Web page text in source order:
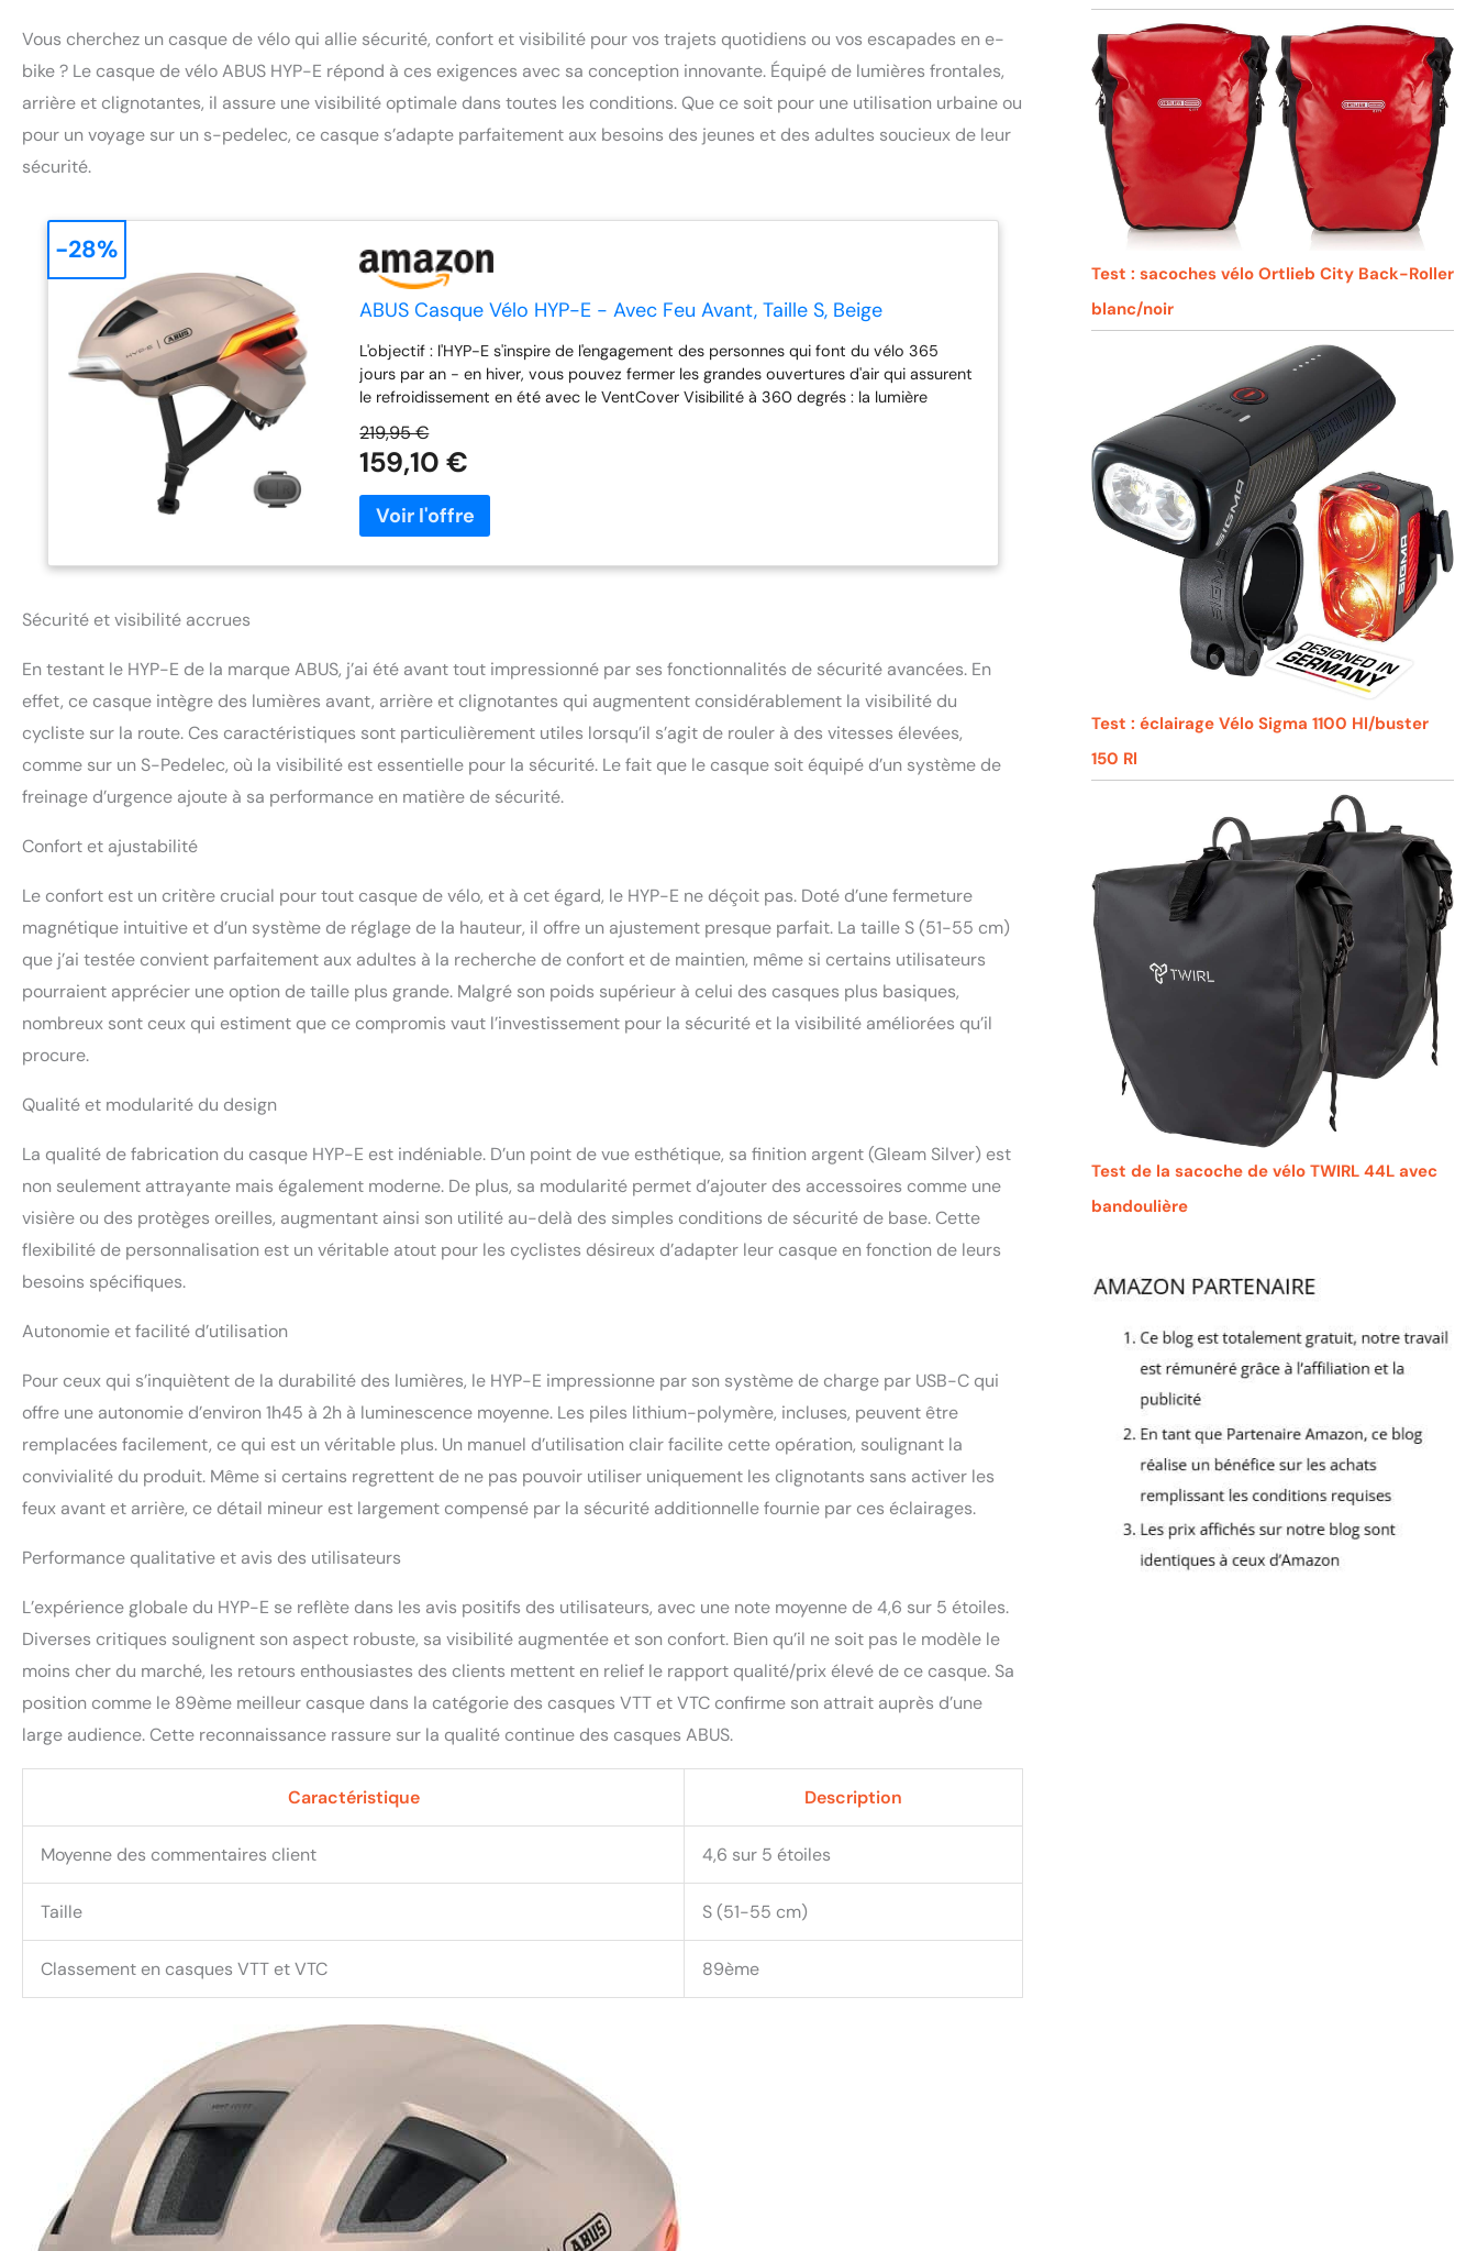
Vous cherchez un casque de vélo qui allie sécurité, confort et visibilité pour vos trajets quotidiens ou vos escapades en e-
bike ? Le casque de vélo ABUS HYP-E répond à ces exigences avec sa conception innovante. Équipé de lumières frontales,
arrière et clignotantes, il assure une visibilité optimale dans toutes les conditions. Que ce soit pour une utilisation urbaine ou
pour un voyage sur un s-pedelec, ce casque s’adapte parfaitement aux besoins des jeunes et des adultes soucieux de leur
sécurité.
ABUS Casque Vélo HYP-E - Avec Feu Avant, Taille S, Beige
L'objectif : l'HYP-E s'inspire de l'engagement des personnes qui font du vélo 365
jours par an - en hiver, vous pouvez fermer les grandes ouvertures d'air qui assurent
le refroidissement en été avec le VentCover Visibilité à 360 degrés : la lumière
l'obscurité - les feux avant et arrière ont 5 modes d'éclairage (stable, puissance, flux,
pulsation et clignotant) Télécommande sans fil : vous aktiThe flashIng lumière avec la
quand vous clignez des yeux Convient également aux S-Pedelecs : le casque répond
à la norme NTA 8776 avec la protection profonde de la tempe et du cou avec
219,95 €
159,10 €
-28%
Sécurité et visibilité accrues
En testant le HYP-E de la marque ABUS, j’ai été avant tout impressionné par ses fonctionnalités de sécurité avancées. En
effet, ce casque intègre des lumières avant, arrière et clignotantes qui augmentent considérablement la visibilité du
cycliste sur la route. Ces caractéristiques sont particulièrement utiles lorsqu’il s’agit de rouler à des vitesses élevées,
comme sur un S-Pedelec, où la visibilité est essentielle pour la sécurité. Le fait que le casque soit équipé d’un système de
freinage d’urgence ajoute à sa performance en matière de sécurité.
Confort et ajustabilité
Le confort est un critère crucial pour tout casque de vélo, et à cet égard, le HYP-E ne déçoit pas. Doté d’une fermeture
magnétique intuitive et d’un système de réglage de la hauteur, il offre un ajustement presque parfait. La taille S (51-55 cm)
que j’ai testée convient parfaitement aux adultes à la recherche de confort et de maintien, même si certains utilisateurs
pourraient apprécier une option de taille plus grande. Malgré son poids supérieur à celui des casques plus basiques,
nombreux sont ceux qui estiment que ce compromis vaut l’investissement pour la sécurité et la visibilité améliorées qu’il
procure.
Qualité et modularité du design
La qualité de fabrication du casque HYP-E est indéniable. D’un point de vue esthétique, sa finition argent (Gleam Silver) est
non seulement attrayante mais également moderne. De plus, sa modularité permet d’ajouter des accessoires comme une
visière ou des protèges oreilles, augmentant ainsi son utilité au-delà des simples conditions de sécurité de base. Cette
flexibilité de personnalisation est un véritable atout pour les cyclistes désireux d’adapter leur casque en fonction de leurs
besoins spécifiques.
Autonomie et facilité d’utilisation
Pour ceux qui s’inquiètent de la durabilité des lumières, le HYP-E impressionne par son système de charge par USB-C qui
offre une autonomie d’environ 1h45 à 2h à luminescence moyenne. Les piles lithium-polymère, incluses, peuvent être
remplacées facilement, ce qui est un véritable plus. Un manuel d’utilisation clair facilite cette opération, soulignant la
convivialité du produit. Même si certains regrettent de ne pas pouvoir utiliser uniquement les clignotants sans activer les
feux avant et arrière, ce détail mineur est largement compensé par la sécurité additionnelle fournie par ces éclairages.
Performance qualitative et avis des utilisateurs
L’expérience globale du HYP-E se reflète dans les avis positifs des utilisateurs, avec une note moyenne de 4,6 sur 5 étoiles.
Diverses critiques soulignent son aspect robuste, sa visibilité augmentée et son confort. Bien qu’il ne soit pas le modèle le
moins cher du marché, les retours enthousiastes des clients mettent en relief le rapport qualité/prix élevé de ce casque. Sa
position comme le 89ème meilleur casque dans la catégorie des casques VTT et VTC confirme son attrait auprès d’une
large audience. Cette reconnaissance rassure sur la qualité continue des casques ABUS.
Caractéristique Description
Moyenne des commentaires client 4,6 sur 5 étoiles
Taille S (51-55 cm)
Classement en casques VTT et VTC 89ème
Test : sacoches vélo Ortlieb City Back-Roller
blanc/noir
Test : éclairage Vélo Sigma 1100 Hl/buster
150 Rl
Test de la sacoche de vélo TWIRL 44L avec
bandoulière